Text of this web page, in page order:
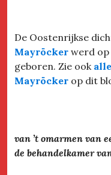
De Oostenrijkse
Mayröcker werd op
geboren. Zie ook
Mayröcker op dit
van ’t omarmen van
de behandelkamer